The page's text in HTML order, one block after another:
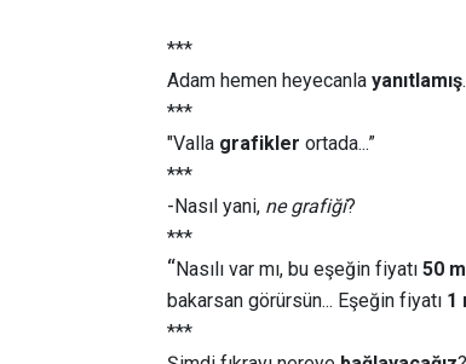
***
Adam hemen heyecanla yanıtlamış
***
"Valla grafikler ortada...”
***
-Nasıl yani, ne grafiği?
***
“Nasılı var mı, bu eşeğin fiyatı 50
bakarsan görürsün... Eşeğin fiyatı 1
***